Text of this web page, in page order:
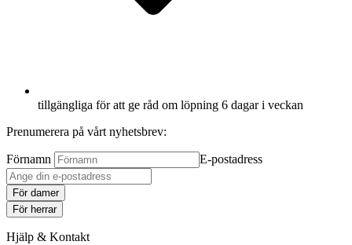
tillgängliga för att ge råd om löpning 6 dagar i veckan
Prenumerera på vårt nyhetsbrev:
Förnamn E-postadress
För damer
För herrar
Hjälp & Kontakt